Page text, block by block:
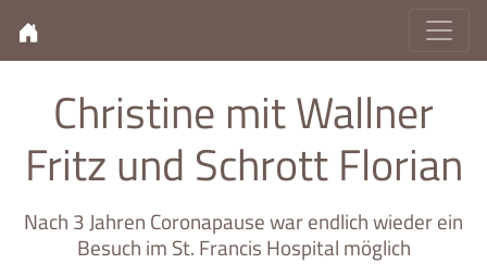
Christine mit Wallner
Fritz und Schrott Florian
Nach 3 Jahren Coronapause war endlich wieder ein
Besuch im St. Francis Hospital möglich